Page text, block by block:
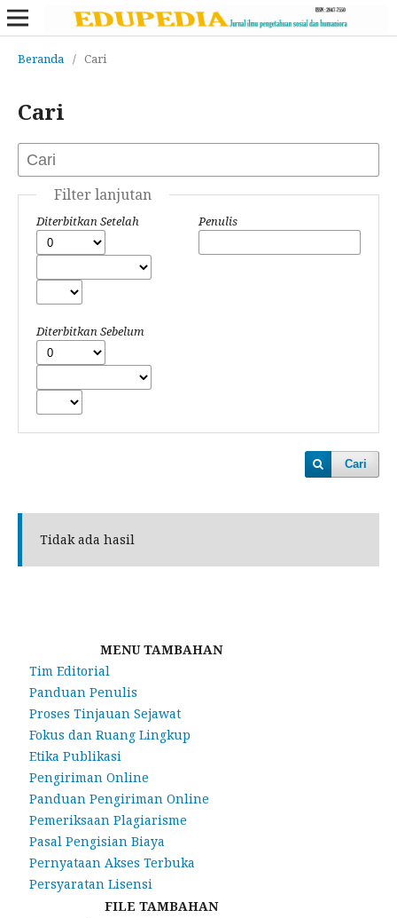
Beranda / Cari
Cari
Filter lanjutan
Diterbitkan Setelah
Diterbitkan Sebelum
Penulis
Cari
Tidak ada hasil
MENU TAMBAHAN
Tim Editorial
Panduan Penulis
Proses Tinjauan Sejawat
Fokus dan Ruang Lingkup
Etika Publikasi
Pengiriman Online
Panduan Pengiriman Online
Pemeriksaan Plagiarisme
Pasal Pengisian Biaya
Pernyataan Akses Terbuka
Persyaratan Lisensi
FILE TAMBAHAN